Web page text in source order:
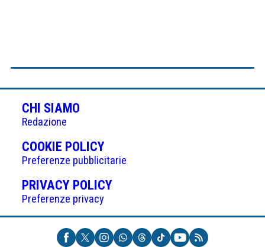
CHI SIAMO
Redazione
COOKIE POLICY(APRE
IN
UNA
NUOVA
Preferenze pubblicitarie
PRIVACY POLICY(APRE
UNA
NUOVA
Preferenze privacy